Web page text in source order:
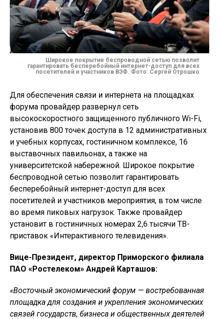
Широкое покрытие беспроводной сетью позволит
гарантировать бесперебойный интернет-доступ для всех
посетителей и участников ВЭФ. Фото: Сергей Отрошко
Для обеспечения связи и интернета на площадках
форума провайдер развернул сеть
высокоскоростного защищенного публичного Wi-Fi,
установив 800 точек доступа в 12 административных
и учебных корпусах, гостиничном комплексе, 16
выставочных павильонах, а также на
университетской набережной. Широкое покрытие
беспроводной сетью позволит гарантировать
бесперебойный интернет-доступ для всех
посетителей и участников мероприятия, в том числе
во время пиковых нагрузок. Также провайдер
установит в гостиничных номерах 2,6 тысячи ТВ­-
приставок «Интерактивного телевидения».
Вице-Президент, директор Приморского филиала
ПАО «Ростелеком» Андрей Карташов:
«Восточный экономический форум — востребованная
площадка для создания и укрепления экономических
связей государств, бизнеса и общественных деятелей